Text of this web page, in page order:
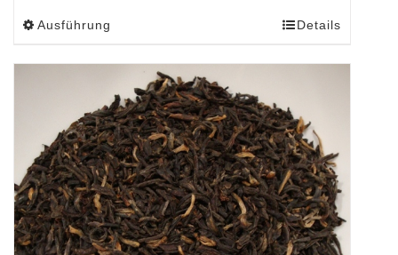
Ausführung
mehrere
Varianten
auf.
Die
Optionen
können
auf
Details